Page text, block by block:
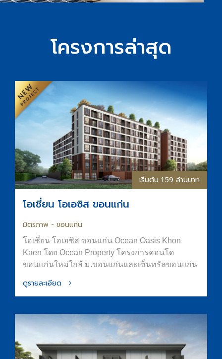
โครงการล่าสุด
เริ่มต้น 1.59 ล้านบาท
โอเชี่ยน โอเอซิส ขอนแก่น
มิตรภาพ - ขอนแก่น
โอเชี่ยน โอเอซิส ขอนแก่น Ocean Oasis Khon
Kaen โดย Ocean Property โครงการคอนโด
ขอนแก่นใหม่ใกล้ ม.ขอนแก่นและเซ็นทรัลขอนแก่น
พื้นที่อยู่อาศัยที่สงบ ร่มรื่น และมีความเป็นส่วนตัว
ฟิตเนส และ Co-Working Space การันตีที่จอดรถ
ทำเลใจกลางเมืองขอนแก่น ติดถนนมิตรภาพ เดิน
ดูรายละเอียด